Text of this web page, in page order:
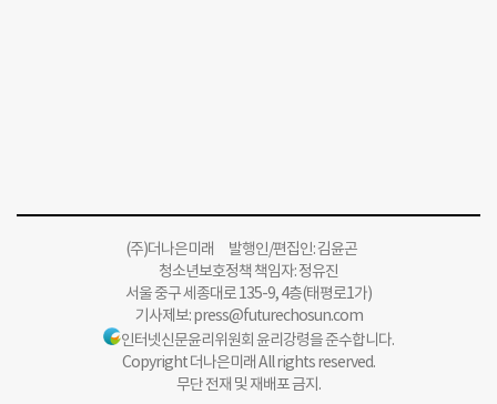
(주)더나은미래 발행인/편집인: 김윤곤
청소년보호정책 책임자: 정유진
서울 중구 세종대로 135-9, 4층(태평로1가)
기사제보:press@futurechosun.com
인터넷신문윤리위원회 윤리강령을 준수합니다.
Copyright 더나은미래 All rights reserved.
무단 전재 및 재배포 금지.